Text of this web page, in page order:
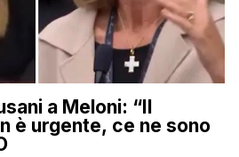
a Meloni: “Il
è urgente, ce ne sono